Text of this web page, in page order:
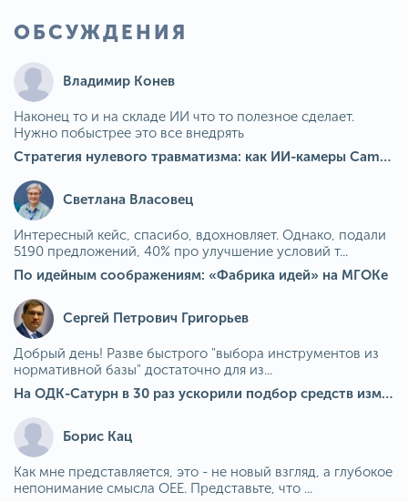
ОБСУЖДЕНИЯ
Владимир Конев
Наконец то и на складе ИИ что то полезное сделает.
Нужно побыстрее это все внедрять
Стратегия нулевого травматизма: как ИИ-камеры Camkord снижают риск наезда на пешехода при работе на погрузчике
Светлана Власовец
Интересный кейс, спасибо, вдохновляет. Однако, подали
5190 предложений, 40% про улучшение условий т...
По идейным соображениям: «Фабрика идей» на МГОКе
Сергей Петрович Григорьев
Добрый день! Разве быстрого "выбора инструментов из
нормативной базы" достаточно для из...
На ОДК-Сатурн в 30 раз ускорили подбор средств измерения для контроля качества продукции
Борис Кац
Как мне представляется, это - не новый взгляд, а глубокое
непонимание смысла OEE. Представьте, что ...